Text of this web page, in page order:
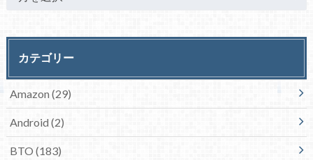
カテゴリー
Amazon(29)
Android(2)
BTO (183)